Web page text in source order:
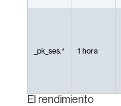
_pk_ses.* 1 hora
El rendimiento